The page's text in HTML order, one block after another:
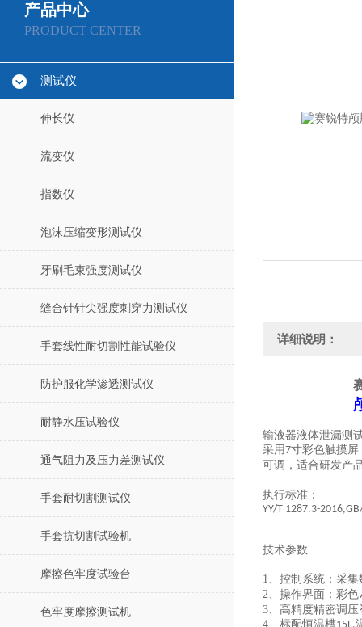
产品中心
PRODUCT CENTER
测试仪
伸长仪
流变仪
指数仪
泡沫压缩变形测试仪
牙刷毛束强度测试仪
缝合针针尖强度刺穿力测试仪
手套线性耐切割性能试验仪
防护服化学渗透测试仪
耐静水压试验仪
通气阻力及压力差测试仪
手套耐切割测试仪
手套抗切割试验机
摩擦色牢度试验台
色牢度摩擦测试机
详细说明：
输液器液体泄漏测
采用7寸彩色触摸屏
可调，适合研发产
执行标准：
YY/T 1287.3-2016
技术参数
1、 控制系统：采集
2、 操作界面：彩色
3、高精度精密调
4、 标配恒温槽